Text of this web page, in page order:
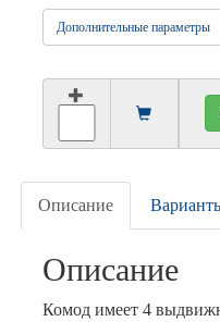
Дополнительные параметры
Описание
Описание
Комод имеет 4